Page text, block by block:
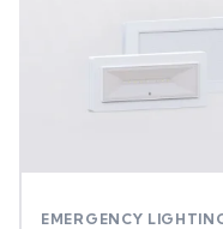
EMERGENCY